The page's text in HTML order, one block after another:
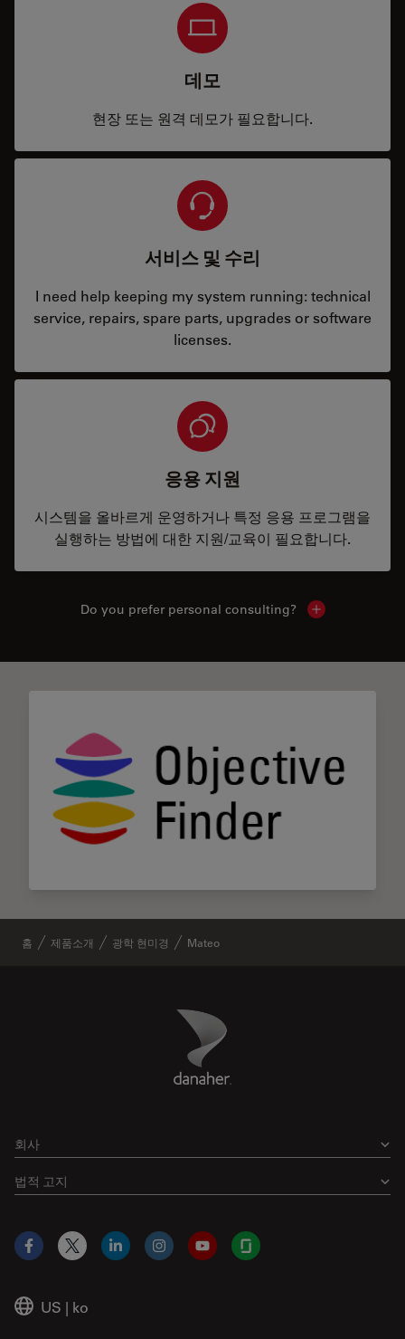
데모
현장 또는 원격 데모가 필요합니다.
서비스 및 수리
I need help keeping my system running: technical
service, repairs, spare parts, upgrades or software
licenses.
응용 지원
시스템을 올바르게 운영하거나 특정 응용 프로그램을
실행하는 방법에 대한 지원/교육이 필요합니다.
Do you prefer personal consulting? Show local
홈 제품소개 광학 현미경 Mateo
Danaher Logo
회사
법적 고지
US | ko
Facebook
X LinkedInInstagramYouTubeGlassdoor